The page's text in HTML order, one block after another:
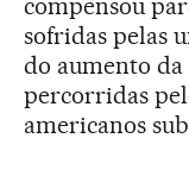
compensou
sofridas pelas
do aumento
percorridas
americanos